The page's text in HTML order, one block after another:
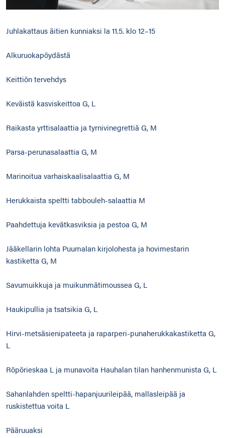
Juhlakattaus äitien kunniaksi la 11.5. klo 12–15
Alkuruokapöydästä
Keittiön tervehdys
Keväistä kasviskeittoa G, L
Raikasta yrttisalaattia ja tyrnivinegrettiä G, M
Parsa-perunasalaattia G, M
Marinoitua varhaiskaalisalaattia G, M
Herukkaista speltti tabbouleh-salaattia M
Paahdettuja kevätkasviksia ja pestoa G, M
Jääkellarin lohta Puumalan kirjolohesta ja hovimestarin
kastiketta G, M
Savumuikkuja ja muikunmätimoussea G, L
Haukipullia ja tsatsikia G, L
Hirvi-metsäsienipateeta ja raparperi-punaherukkakastiketta G,
L
Röpörieskaa L ja munavoita Hauhalan tilan hanhenmunista G, L
Sahanlahden speltti-hapanjuurileipää, mallasleipää ja
ruskistettua voita L
Pääruuaksi